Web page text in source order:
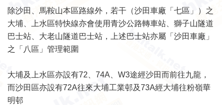
除沙田、馬鞍山本區路線外，若干（沙田車廠「七區」）之
大埔、上水區特快線亦會使用青沙公路轉車站、獅子山隧道
巴士站、大老山隧道巴士站，上述巴士站亦屬「沙田車廠」
之「八區」管理範圍
大埔及上水區亦設有72、74A、W3途經沙田而前往九龍，
而沙田區亦設有72A往來大埔工業邨及73A經大埔往粉嶺華
明邨